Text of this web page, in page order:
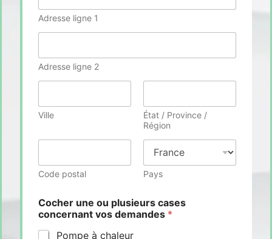
Adresse ligne 1
Adresse ligne 2
Ville
État / Province /
Région
Code postal Pays
Cocher une ou plusieurs cases
concernant vos demandes *
Pompe à chaleur